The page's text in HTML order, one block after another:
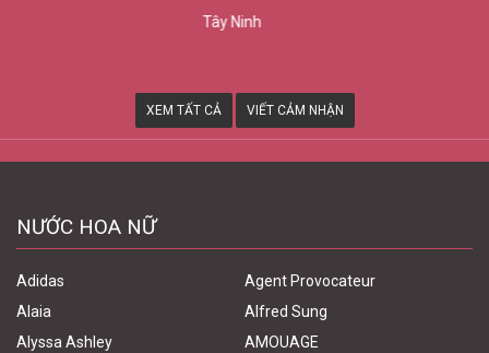
THÙY TRANG
XEM TẤT CẢ VIẾT CẢM NHẬN
NƯỚC HOA NỮ
Adidas
Agent Provocateur
Alaia
Alfred Sung
Alyssa Ashley
AMOUAGE